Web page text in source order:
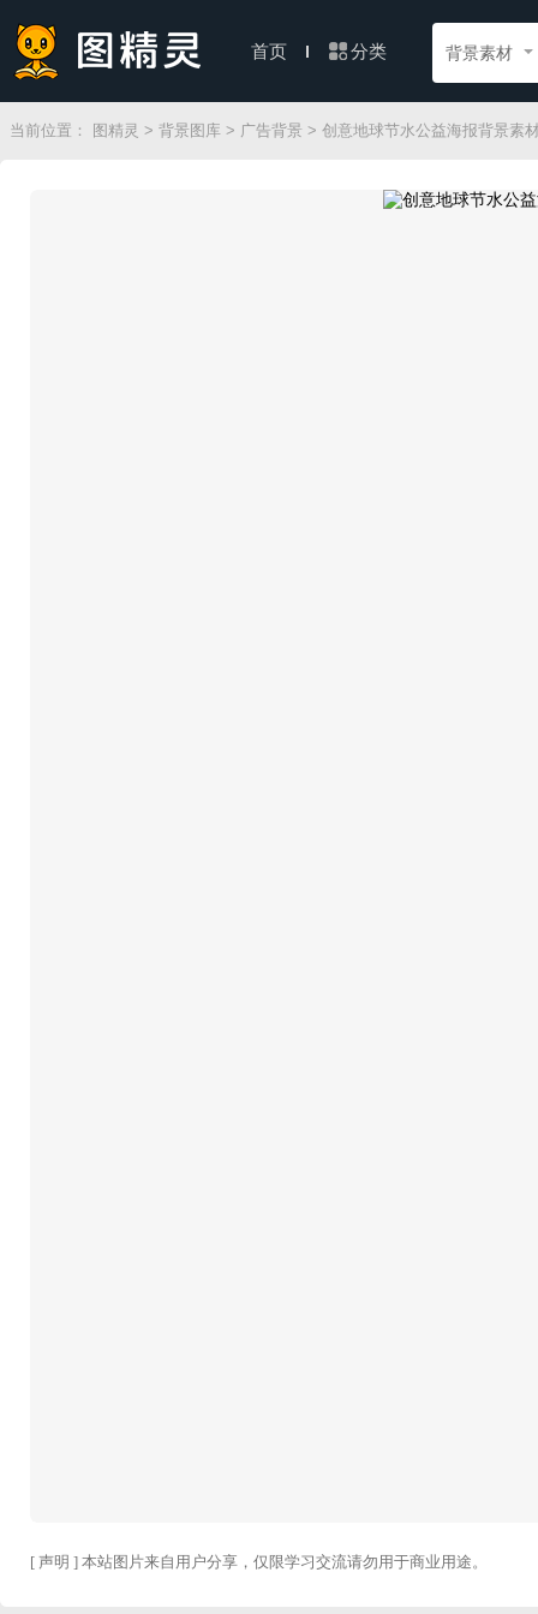
首页 分类 背景素材
当前位置： 图精灵 > 背景图库 > 广告背景 > 创意地球节水公益海报背景素
[ 声明 ] 本站图片来自用户分享，仅限学习交流请勿用于商业用途。